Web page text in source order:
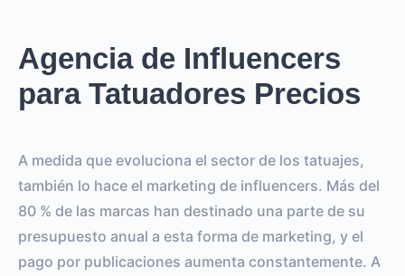
Agencia de Influencers
para Tatuadores Precios
A medida que evoluciona el sector de los tatuajes,
también lo hace el marketing de influencers. Más del
80 % de las marcas han destinado una parte de su
presupuesto anual a esta forma de marketing, y el
pago por publicaciones aumenta constantemente. A